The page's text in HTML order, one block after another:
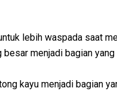
lebih waspada saat
menjadi bagian
kayu menjadi bagian